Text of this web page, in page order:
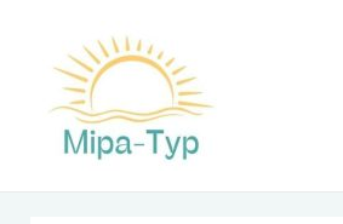
вмісту